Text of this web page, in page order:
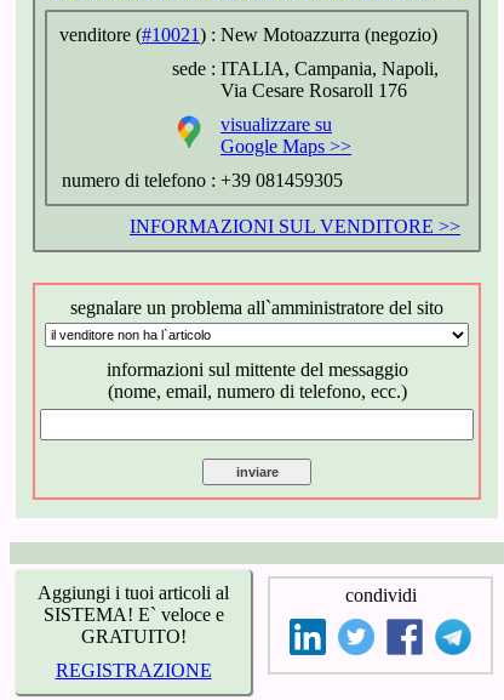
venditore (#10021) : New Motoazzurra (negozio)
sede : ITALIA, Campania, Napoli,
Via Cesare Rosaroll 176
visualizzare su
Google Maps >>
numero di telefono : +39 081459305
INFORMAZIONI SUL VENDITORE >>
segnalare un problema all`amministratore del sito
informazioni sul mittente del messaggio
(nome, email, numero di telefono, ecc.)
Aggiungi i tuoi articoli al
SISTEMA! E` veloce e
GRATUITO!
REGISTRAZIONE
condividi